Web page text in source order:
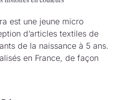
est une jeune micro
d’articles textiles de
de la naissance à 5 ans.
en France, de façon